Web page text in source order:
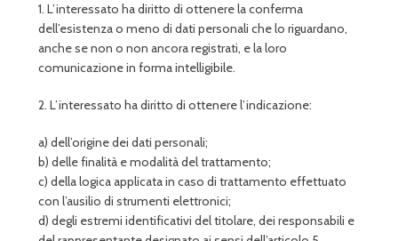
1. L’interessato ha diritto di ottenere la conferma
dell’esistenza o meno di dati personali che lo riguardano,
anche se non o non ancora registrati, e la loro
comunicazione in forma intelligibile.
2. L’interessato ha diritto di ottenere l’indicazione:
a) dell’origine dei dati personali;
b) delle finalità e modalità del trattamento;
c) della logica applicata in caso di trattamento effettuato
con l’ausilio di strumenti elettronici;
d) degli estremi identificativi del titolare, dei responsabili e